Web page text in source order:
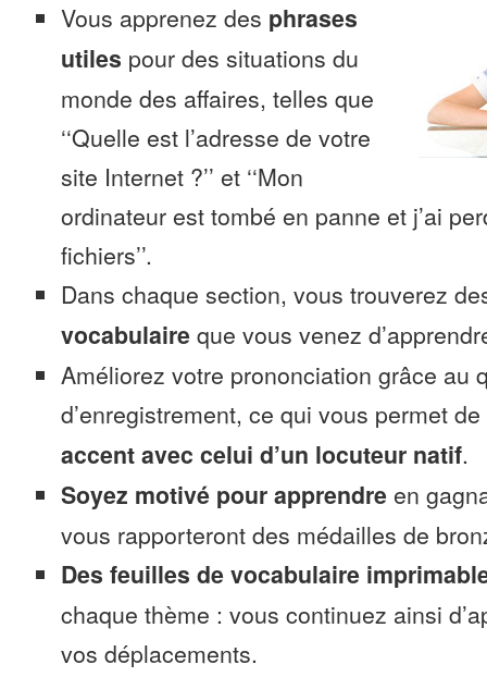
Vous apprenez des phrases
utiles pour des situations du
monde des affaires, telles que
‘‘Quelle est l’adresse de votre
site Internet ?’’ et ‘‘Mon
ordinateur est tombé en panne et j’ai
fichiers’’.
Dans chaque section, vous trouverez
vocabulaire que vous venez
Améliorez votre prononciation grâce au
d’enregistrement, ce qui vous permet de
accent avec celui d’un locuteur natif.
Soyez motivé pour apprendre en
vous rapporteront des médailles de
Des feuilles de vocabulaire
chaque thème : vous continuez ainsi
vos déplacements.